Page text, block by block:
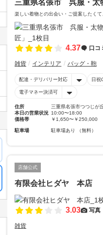
三重県名張市 呉服・太
楽しい着物との出会い・ご提案したく
4.37 口コ
雑貨 インテリア バッグ・鞄
配達・デリバリー対応 日祝
電子マネー決済可
住所
三重県名張市つつじが
本日の営業状況 10:00〜18:00
価格帯
￥1,650〜￥250,000
駐車場 駐車場あり （無料）
店舗公式
有限会社ヒダヤ 本店
3.03 写真
雑貨